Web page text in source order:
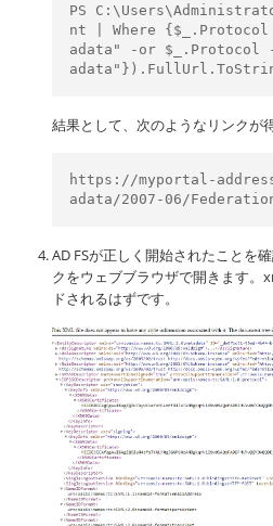
PS
nt | Where {$_.Protocol
adata" -or $_.Protocol
結果として、次のようなリンクが
https://myportal-
adata/2007-06/
AD FSが正しく開始されたことを
クをウェブブラウザで開きます。
ドされるはずです。